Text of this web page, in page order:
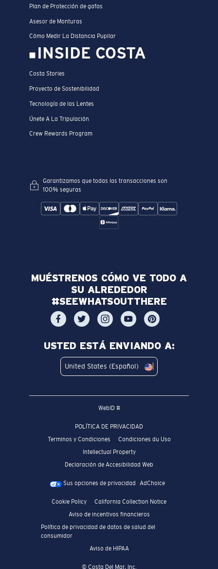
Plan de Protección de gafas
Asesor de Monturas
Cómo Medir La Distancia Pupilar
INSIDE COSTA
Costa Stories
Proyecto de Sostenibilidad
Tecnología de las Lentes
Únete A La Tripulación
Crew Rewards Program
Garantizamos que todas las transacciones son
100% seguras
MUÉSTRENOS CÓMO VE TODO A
SU ALREDEDOR
#SEEWHATSOUTTHERE
USTED ESTÁ ENVIANDO A:
United States (Español)
WebID #
POLÍTICA DE PRIVACIDAD
Terminos y Condiciones
Condiciones du Uso
Intellectual Property
Declaración de Accesibilidad Web
Sus opciones de privacidad AdChoice
Cookie Policy
California Collection Notice
Aviso de incentivos financieros
Política de privacidad de datos de salud del
consumidor
Aviso de HIPAA
© Costa Del Mar, Inc.